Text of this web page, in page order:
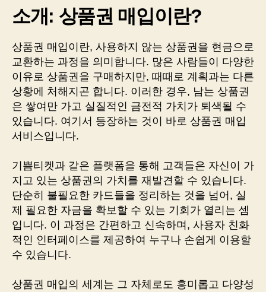
소개: 상품권 매입이란?
상품권 매입이란, 사용하지 않는 상품권을 현금으로
교환하는 과정을 의미합니다. 많은 사람들이 다양한
이유로 상품권을 구매하지만, 때때로 계획과는 다른
상황에 처해지곤 합니다. 이러한 경우, 남는 상품권
은 쌓여만 가고 실질적인 금전적 가치가 퇴색될 수
있습니다. 여기서 등장하는 것이 바로 상품권 매입
서비스입니다.
기쁨티켓과 같은 플랫폼을 통해 고객들은 자신이 가
지고 있는 상품권의 가치를 재발견할 수 있습니다.
단순히 불필요한 카드들을 정리하는 것을 넘어, 실
제 필요한 자금을 확보할 수 있는 기회가 열리는 셈
입니다. 이 과정은 간편하고 신속하며, 사용자 친화
적인 인터페이스를 제공하여 누구나 손쉽게 이용할
수 있습니다.
상품권 매입의 세계는 그 자체로도 흥미롭고 다양성